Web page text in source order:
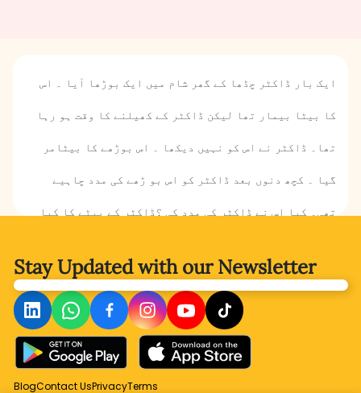
ایک بار ڈاکٹر چڈھا کے گھر شام میں ایک بوڑھا آیا ۔ اس
کا بیٹا بیمار تھا لیکن ڈاکٹر کے کھیلنے کا وقت ہو رہا
تھا۔ ڈاکٹر نے اس کو نہیں دیکھا ۔ اس بوڑھے کا بیٹامر
گیا ۔ کچھ دنوں بعد ڈاکٹر کو اس بو ڑھے کی مدد چاہیے
تھی۔ کیا اس نے ڈاکٹر کی مدد کی ؟ڈاکٹر کے بیٹے کا کیا
لیے کہانی پڑھیں ۔ Stay Updated withour Newsletter
BlogContact UsPrivacyTerms